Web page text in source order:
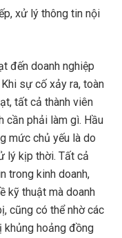
xử lý thông tin nội
đến doanh nghiệp
sự cố xảy ra, toàn
tất cả thành viên
cần phải làm gì. Hầu
mức chủ yếu là do
lý kịp thời. Tất cả
trong kinh doanh,
kỹ thuật mà doanh
cũng có thể nhờ các
khủng hoảng đồng